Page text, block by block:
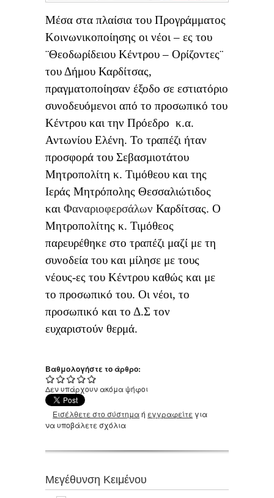
Μέσα στα πλαίσια του Προγράμματος
Κοινωνικοποίησης οι νέοι – ες του
¨Θεοδωρίδειου Κέντρου – Ορίζοντες¨
του Δήμου Καρδίτσας,
πραγματοποίησαν έξοδο σε εστιατόριο
συνοδευόμενοι από το προσωπικό του
Κέντρου και την Πρόεδρο κ.α.
Αντωνίου Ελένη. Το τραπέζι ήταν
προσφορά του Σεβασμιοτάτου
Μητροπολίτη κ. Τιμόθεου και της
Ιεράς Μητρόπολης Θεσσαλιώτιδος
και Φαναριοφερσάλων Καρδίτσας. Ο
Μητροπολίτης κ. Τιμόθεος
παρευρέθηκε στο τραπέζι μαζί με τη
συνοδεία του και μίλησε με τους
νέους-ες του Κέντρου καθώς και με
το προσωπικό του. Οι νέοι, το
προσωπικό και το Δ.Σ τον
ευχαριστούν θερμά.
Βαθμολογήστε το άρθρο:
Δεν υπάρχουν ακόμα ψήφοι
Εισέλθετε στο σύστημαή εγγραφείτε για
να υποβάλετε σχόλια
Μεγέθυνση Κειμένου